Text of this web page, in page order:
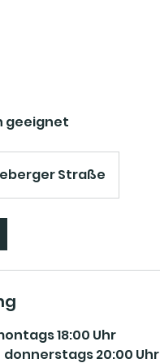
geeignet
Straße
18:00 Uhr
donnerstags 20:00 Uhr